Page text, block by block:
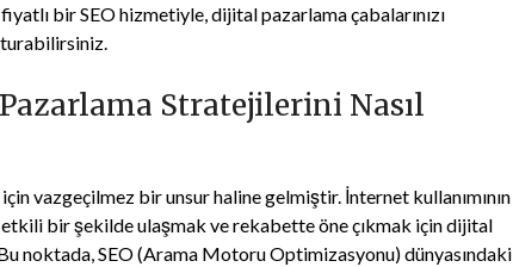
bir SEO hizmetiyle, dijital pazarlama çabalarınızı
Stratejilerini Nasıl
vazgeçilmez bir unsur haline gelmiştir. İnternet kullanımının
bir şekilde ulaşmak ve rekabette öne çıkmak için dijital
noktada, SEO (Arama Motoru Optimizasyonu) dünyasındaki